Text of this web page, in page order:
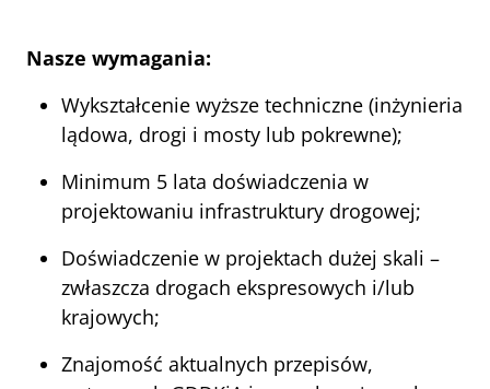
Nasze wymagania:
Wykształcenie wyższe techniczne (inżynieria
lądowa, drogi i mosty lub pokrewne);
Minimum 5 lata doświadczenia w
projektowaniu infrastruktury drogowej;
Doświadczenie w projektach dużej skali –
zwłaszcza drogach ekspresowych i/lub
krajowych;
Znajomość aktualnych przepisów,